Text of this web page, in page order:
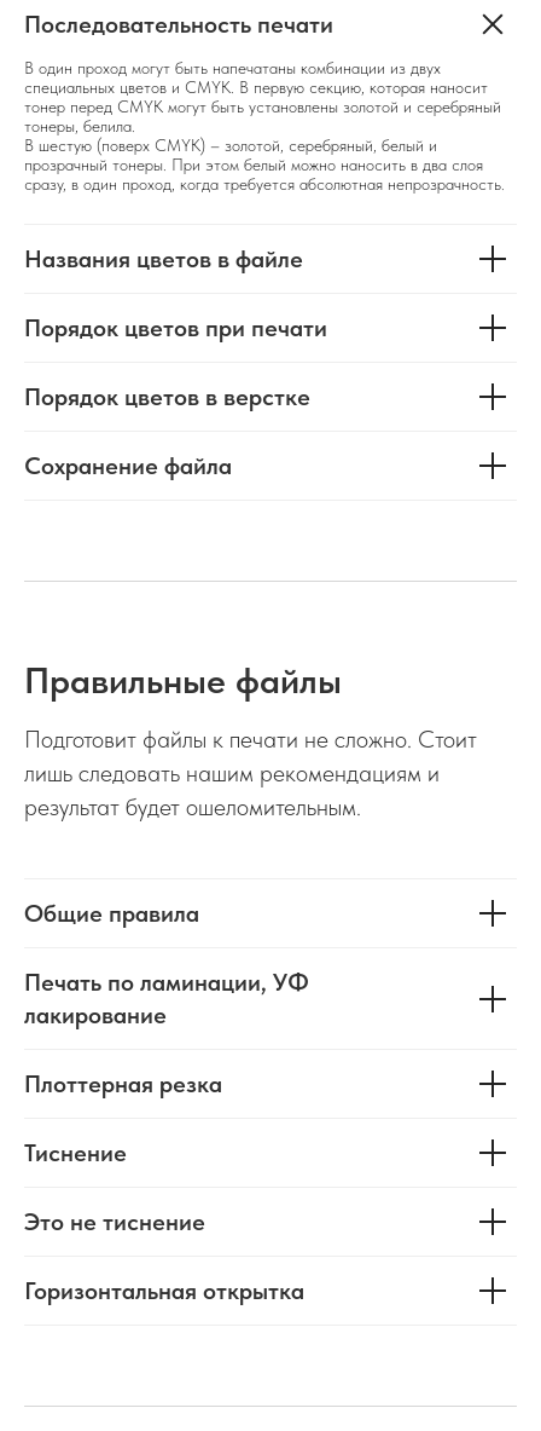
Последовательность печати
В один проход могут быть напечатаны комбинации из двух
специальных цветов и CMYK. В первую секцию, которая наносит
тонер перед CMYK могут быть установлены золотой и серебряный
тонеры, белила.
В шестую (поверх CMYK) – золотой, серебряный, белый и
прозрачный тонеры. При этом белый можно наносить в два слоя
сразу, в один проход, когда требуется абсолютная непрозрачность.
Названия цветов в файле
Порядок цветов при печати
Порядок цветов в верстке
Сохранение файла
Правильные файлы
Подготовит файлы к печати не сложно. Стоит
лишь следовать нашим рекомендациям и
результат будет ошеломительным.
Общие правила
Печать по ламинации, УФ
лакирование
Плоттерная резка
Тиснение
Это не тиснение
Горизонтальная открытка